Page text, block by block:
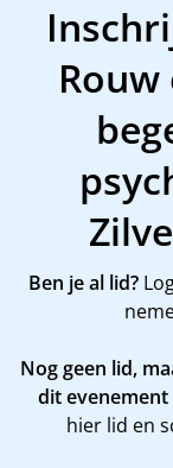
Ben je al lid?
Nog geen lid,
dit
hier lid en